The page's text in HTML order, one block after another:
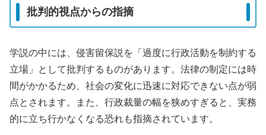
批判的視点からの指摘
学説の中には、侵害留保説を「過度に行政活動を制約する
立場」として批判するものがあります。法律の制定には時
間がかかるため、社会の変化に迅速に対応できない点が弱
点とされます。また、行政裁量の幅を狭めすぎると、実務
的に立ち行かなくなる恐れも指摘されています。